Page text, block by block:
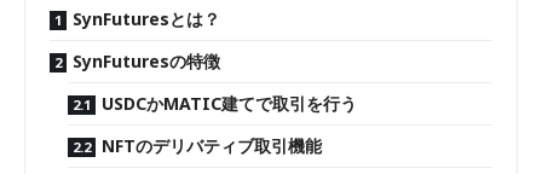
SynFuturesとは？
SynFuturesの特徴
USDCかMATIC建てで取引を行う
NFTのデリバティブ取引機能